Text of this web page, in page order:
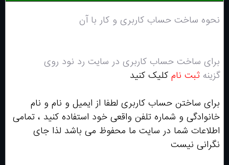
نحوه ساخت حساب کاربری و کار با آن
برای ساخت حساب کاربری در سایت رد نود روی
گزینه ثبت نام کلیک کنید
برای ساختن حساب کاربری لطفا از ایمیل و نام و نام
خانوادگی و شماره تلفن واقعی خود استفاده کنید ، تمامی
اطلاعات شما در سایت ما محفوظ می باشد لذا جای
نگرانی نیست